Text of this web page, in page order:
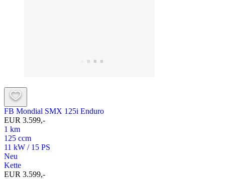
FB Mondial SMX 125i Enduro
EUR 3.599,-
1 km
125 ccm
11 kW / 15 PS
Neu
Kette
EUR 3.599,-